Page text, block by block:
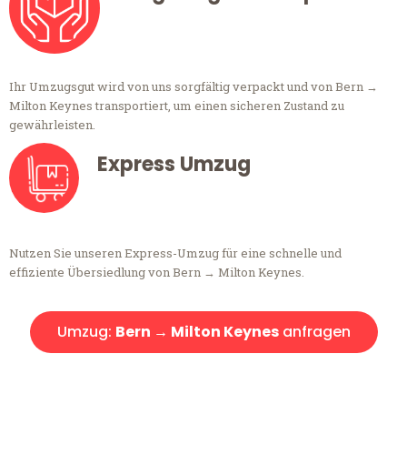
Ihr Umzugsgut wird von uns sorgfältig verpackt und von Bern →
Milton Keynes transportiert, um einen sicheren Zustand zu
gewährleisten.
Express Umzug
Nutzen Sie unseren Express-Umzug für eine schnelle und
effiziente Übersiedlung von Bern → Milton Keynes.
Umzug: Bern → Milton Keynesanfragen